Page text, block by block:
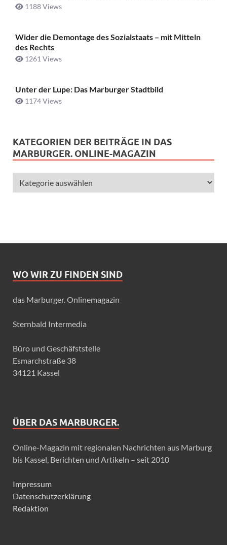
1188 Views
Wider die Demontage des Sozialstaats – mit Mitteln
des Rechts
1261 Views
Unter der Lupe: Das Marburger Stadtbild
1174 Views
KATEGORIEN DER BEITRÄGE IN DAS
MARBURGER. ONLINE-MAGAZIN
WO WIR ZU FINDEN SIND
das Marburger. Onlinemagazin
Sternbald Intermedia
Büro und Geschäfststelle
Esmarchstraße 38
34121 Kassel
ÜBER DAS MARBURGER.
Online-Magazin mit regionalen Nachrichten aus Marburg
bis Kassel, Berichten und Artikeln – seit 2010
Impressum
Datenschutzerklärung
Redaktion